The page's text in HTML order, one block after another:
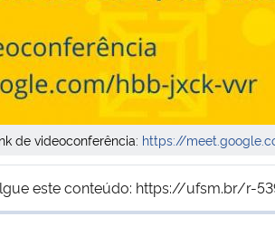
de videoconferência: https://
este conteúdo: https://ufsm.br/r-